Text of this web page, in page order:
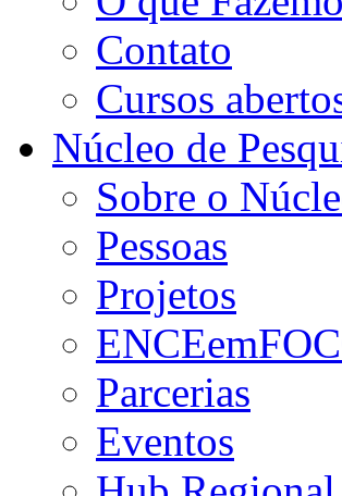
Contato
Cursos
Núcleo de
Sobre o
Pessoas
Projetos
Parcerias
Eventos